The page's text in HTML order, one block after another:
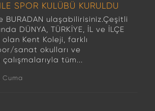
SPOR KULÜBÜ KURULDU
BURADAN ulaşabilirisiniz.Çeşitli
DÜNYA, TÜRKİYE, İL ve İLÇE
olan Kent Koleji, farklı
sanat okulları ve
tüm...
Cuma